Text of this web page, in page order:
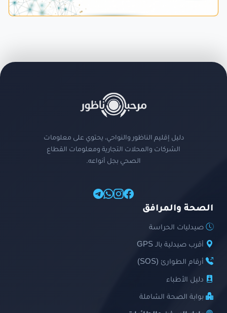
دليل إقليم الناظور والنواحي، يحتوي على معلومات
الشركات والمحلات التجارية ومعلومات القطاع
الصحي بجل أنواعه.
الصحة والمرافق
صيدليات الحراسة
أقرب صيدلية بالـ GPS
أرقام الطوارئ (SOS)
دليل الأطباء
بوابة الصحة الشاملة